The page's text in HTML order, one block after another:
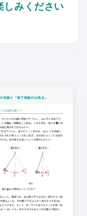
り継がれてい
ったんじゃ。じ
論』として整理
考えを象徴的に
"科学的伝説"の
う話ってよくあ
エピソード」が
みください